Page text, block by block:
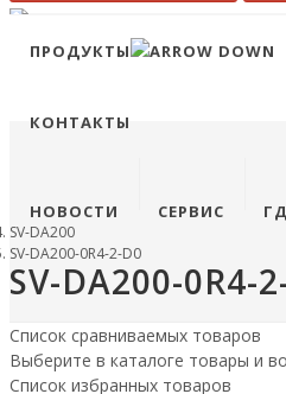
8 (800) 707-15-56 info@ruselkom.ru
ПРОДУКТЫ
КОНТАКТЫ
НОВОСТИ СЕРВИС
SV-DA200
SV-DA200-0R4-2-D0
SV-DA200-0R4-
Список сравниваемых товаров
Выберите в каталоге товары и
Список избранных товаров